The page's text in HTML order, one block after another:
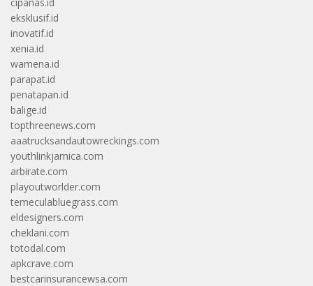
eksklusif.id
inovatif.id
xenia.id
wamena.id
parapat.id
penatapan.id
balige.id
topthreenews.com
aaatrucksandautowreckings.com
youthlinkjamica.com
arbirate.com
playoutworlder.com
temeculabluegrass.com
eldesigners.com
cheklani.com
totodal.com
apkcrave.com
bestcarinsurancewsa.com